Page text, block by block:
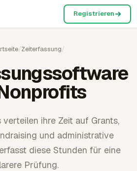
Registrieren
/Zeiterfassung/
verteilen ihre Zeit auf Grants,
und administrative
diese Stunden für eine
Prüfung.